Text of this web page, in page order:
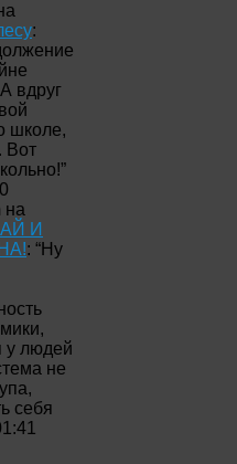
:
вдруг
школе,
Вот
”
на
И
: “Ну
у людей
не
себя